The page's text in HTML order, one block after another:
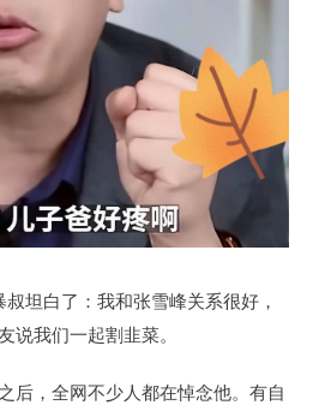
坦白了：我和张雪峰关系很好，
说我们一起割韭菜。
后，全网不少人都在悼念他。有自